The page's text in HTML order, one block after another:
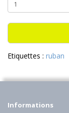
Etiquettes : ruban
Informations